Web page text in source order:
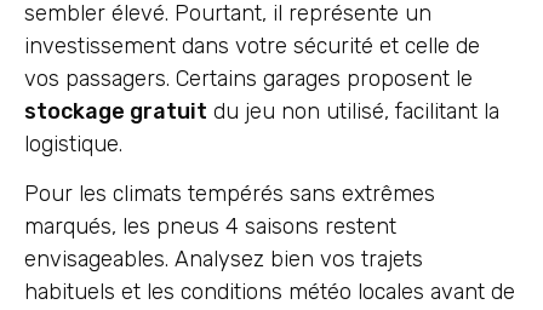
sembler élevé. Pourtant, il représente un
investissement dans votre sécurité et celle de
vos passagers. Certains garages proposent le
stockage gratuit du jeu non utilisé, facilitant la
logistique.
Pour les climats tempérés sans extrêmes
marqués, les pneus 4 saisons restent
envisageables. Analysez bien vos trajets
habituels et les conditions météo locales avant de